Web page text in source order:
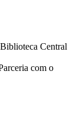
Biblioteca Central
com o